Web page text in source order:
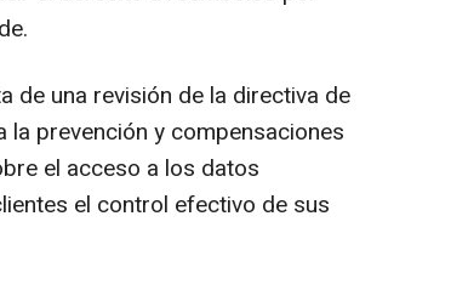
de una revisión de la directiva de
prevención y compensaciones
el acceso a los datos
el control efectivo de sus